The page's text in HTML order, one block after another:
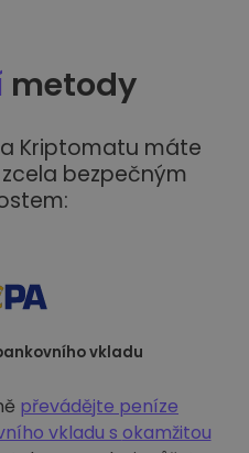
metody
Kriptomatu máte
bezpečným
vkladu
převádějte peníze
vkladu s okamžitou